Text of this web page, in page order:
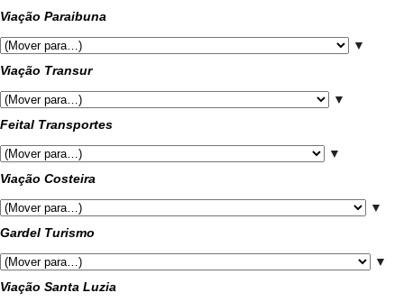
Viação Paraibuna
▼
Viação Transur
▼
Feital Transportes
▼
Viação Costeira
▼
Gardel Turismo
▼
Viação Santa Luzia